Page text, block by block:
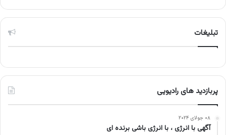
تبلیغات
پربازدید های رادیویی
۰۸ جولای ۲۰۲۴
آگهی با انرژی ، با انرژی باشی برنده ای